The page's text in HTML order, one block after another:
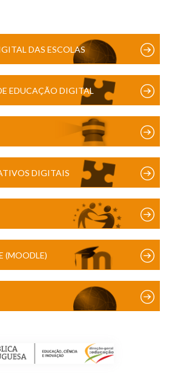
DAS ESCOLAS
EDUCAÇÃO DIGITAL
DIGITAIS
(MOODLE)